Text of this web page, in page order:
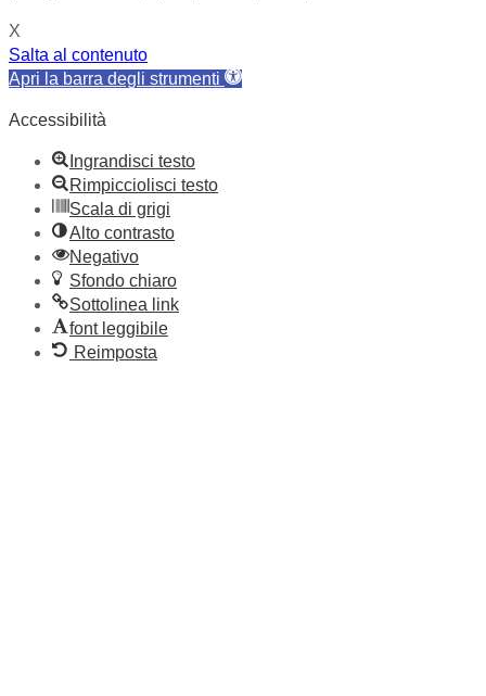
X
Salta al contenuto
Apri la barra degli strumenti
Accessibilità
Ingrandisci testo
Rimpicciolisci testo
Scala di grigi
Alto contrasto
Negativo
Sfondo chiaro
Sottolinea link
font leggibile
Reimposta